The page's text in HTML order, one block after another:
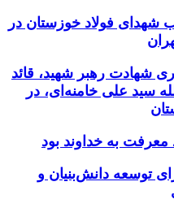
شهدای فولاد خوزستان در
شهادت رهبر شهید، قائد
سید علی خامنه‌ای، در
به خداوند بود
توسعه دانش‌بنیان و